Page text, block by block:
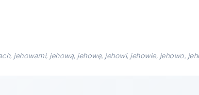
jehowami, jehową, jehowę, jehowi, jehowie, jehowo,